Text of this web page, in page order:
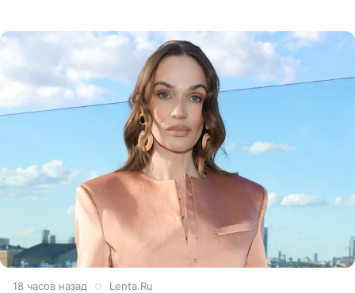
18 часов назад Lenta.Ru